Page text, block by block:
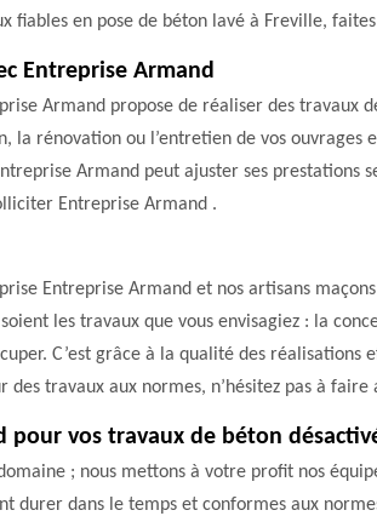
fiables en pose de béton lavé à Freville,
Entreprise Armand
Armand propose de réaliser des travaux
la rénovation ou l’entretien de vos
Armand peut ajuster ses
Entreprise Armand .
Entreprise Armand et nos artisans
les travaux que vous envisagiez : la
C’est grâce à la qualité des
travaux aux normes, n’hésitez pas à
vos travaux de béton
; nous mettons à votre profit nos
durer dans le temps et conformes aux